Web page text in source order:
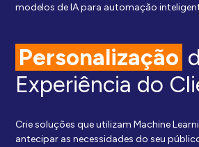
modelos de IA para automação
Personalização
Experiência do
Crie soluções que utilizam Machine
antecipar as necessidades do seu